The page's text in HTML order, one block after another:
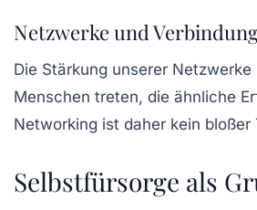
Netzwerke und
Die Stärkung unserer
Menschen treten, die ähnliche
Networking ist daher kein
Selbstfürsorge als